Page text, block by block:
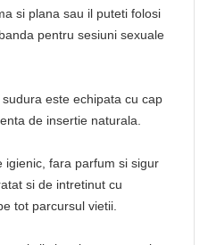
si plana sau il puteti folosi
pentru sesiuni sexuale
este echipata cu cap
de insertie naturala.
igienic, fara parfum si sigur
si de intretinut cu
tot parcursul vietii.